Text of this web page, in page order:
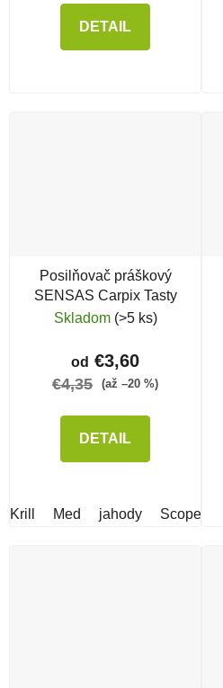
DETAIL
Posilňovač práškový
SENSAS Carpix Tasty
Skladom (>5 ks)
od €3,60
€4,35 (až –20 %)
DETAIL
Krill Med jahody Scopex